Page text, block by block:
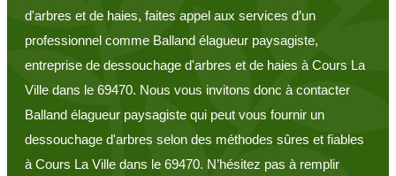
d'arbres et de haies, faites appel aux services d’un
professionnel comme Balland élagueur paysagiste,
entreprise de dessouchage d'arbres et de haies à Cours La
Ville dans le 69470. Nous vous invitons donc à contacter
Balland élagueur paysagiste qui peut vous fournir un
dessouchage d'arbres selon des méthodes sûres et fiables
à Cours La Ville dans le 69470. N’hésitez pas à remplir